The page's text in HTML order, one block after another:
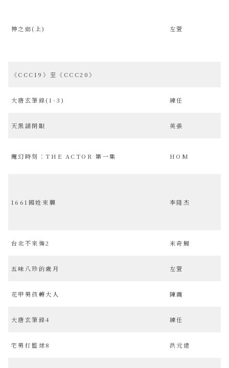
神之鄉(上) 左萱
《CCC19》至《CCC20》
大唐玄筆錄(1-3) 練任
天黑請閉眼 英張
魔幻時刻：THE ACTOR 第一集 HOM
1661國姓來襲 李隆杰
台北不來悔2 米奇鰻
五味八珍的歲月 左萱
花甲男孩轉大人 陳繭
大唐玄筆錄4 練任
宅男打籃球8 洪元建